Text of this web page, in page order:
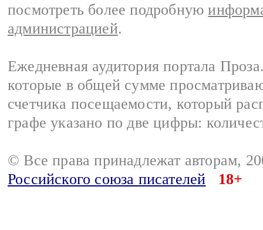
посмотреть более подробную
администрацией.
Ежедневная аудитория портала
которые в общей сумме
счетчика посещаемости, который
графе указано по две цифры:
© Все права принадлежат авторам,
Российского союза писателей
18+